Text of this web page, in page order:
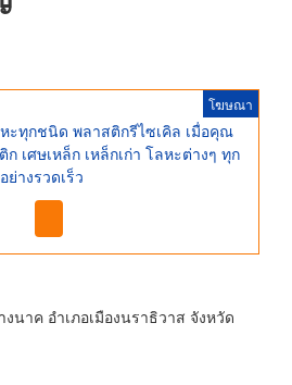
โฆษณา
ะทุกชนิด พลาสติกรีไซเคิล เมื่อคุณ
เศษเหล็ก เหล็กเก่า โลหะต่างๆ ทุก
างรวดเร็ว
นาค อำเภอเมืองนราธิวาส จังหวัด